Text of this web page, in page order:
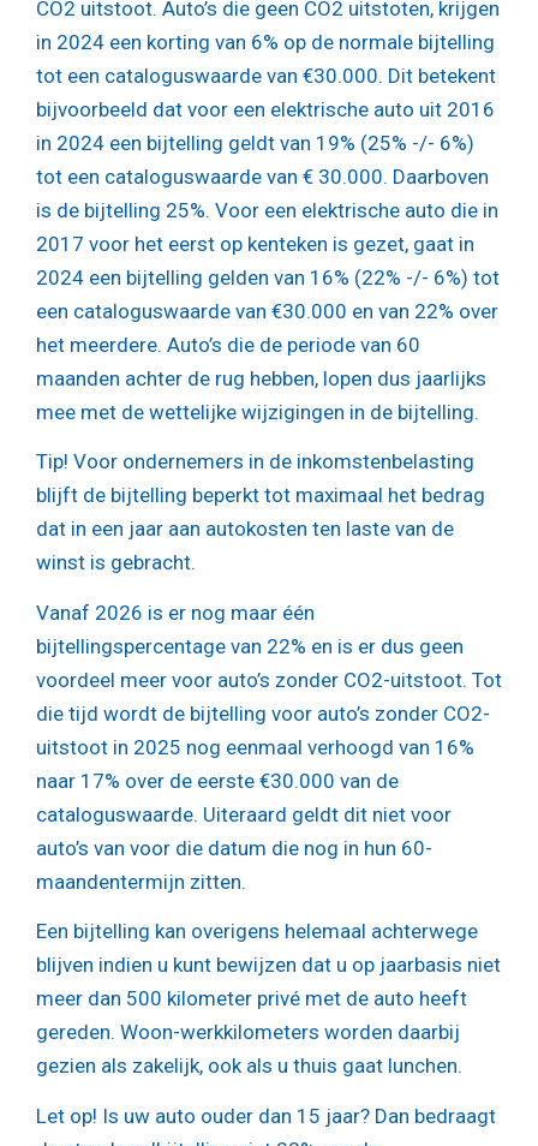
CO2 uitstoot. Auto’s die geen CO2 uitstoten, krijgen
in 2024 een korting van 6% op de normale bijtelling
tot een cataloguswaarde van €30.000. Dit betekent
bijvoorbeeld dat voor een elektrische auto uit 2016
in 2024 een bijtelling geldt van 19% (25% -/- 6%)
tot een cataloguswaarde van € 30.000. Daarboven
is de bijtelling 25%. Voor een elektrische auto die in
2017 voor het eerst op kenteken is gezet, gaat in
2024 een bijtelling gelden van 16% (22% -/- 6%) tot
een cataloguswaarde van €30.000 en van 22% over
het meerdere. Auto’s die de periode van 60
maanden achter de rug hebben, lopen dus jaarlijks
mee met de wettelijke wijzigingen in de bijtelling.
Tip! Voor ondernemers in de inkomstenbelasting
blijft de bijtelling beperkt tot maximaal het bedrag
dat in een jaar aan autokosten ten laste van de
winst is gebracht.
Vanaf 2026 is er nog maar één
bijtellingspercentage van 22% en is er dus geen
voordeel meer voor auto’s zonder CO2-uitstoot. Tot
die tijd wordt de bijtelling voor auto’s zonder CO2-
uitstoot in 2025 nog eenmaal verhoogd van 16%
naar 17% over de eerste €30.000 van de
cataloguswaarde. Uiteraard geldt dit niet voor
auto’s van voor die datum die nog in hun 60-
maandentermijn zitten.
Een bijtelling kan overigens helemaal achterwege
blijven indien u kunt bewijzen dat u op jaarbasis niet
meer dan 500 kilometer privé met de auto heeft
gereden. Woon-werkkilometers worden daarbij
gezien als zakelijk, ook als u thuis gaat lunchen.
Let op! Is uw auto ouder dan 15 jaar? Dan bedraagt